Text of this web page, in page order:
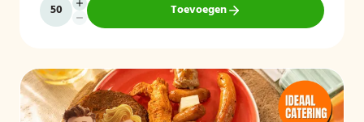
Toevoegen